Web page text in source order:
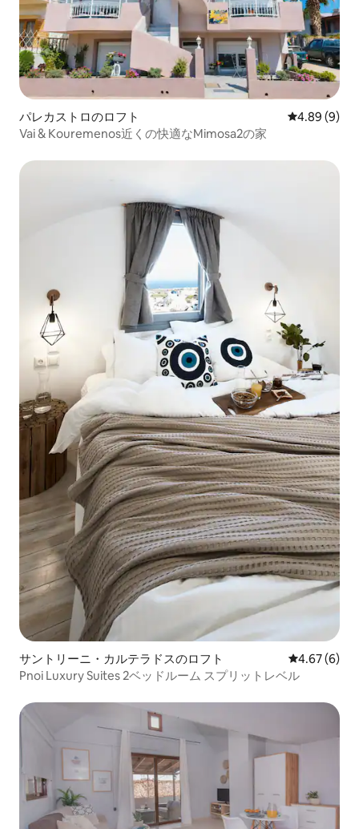
パレカストロのロフト レビュー9件
4.89 (9)
Vai & Kouremenos近くの快適なMimosa2の家
サントリーニ・カルテラドスのロフト レビュー6
4.67 (6)
Pnoi Luxury Suites 2ベッドルーム スプリットレベル